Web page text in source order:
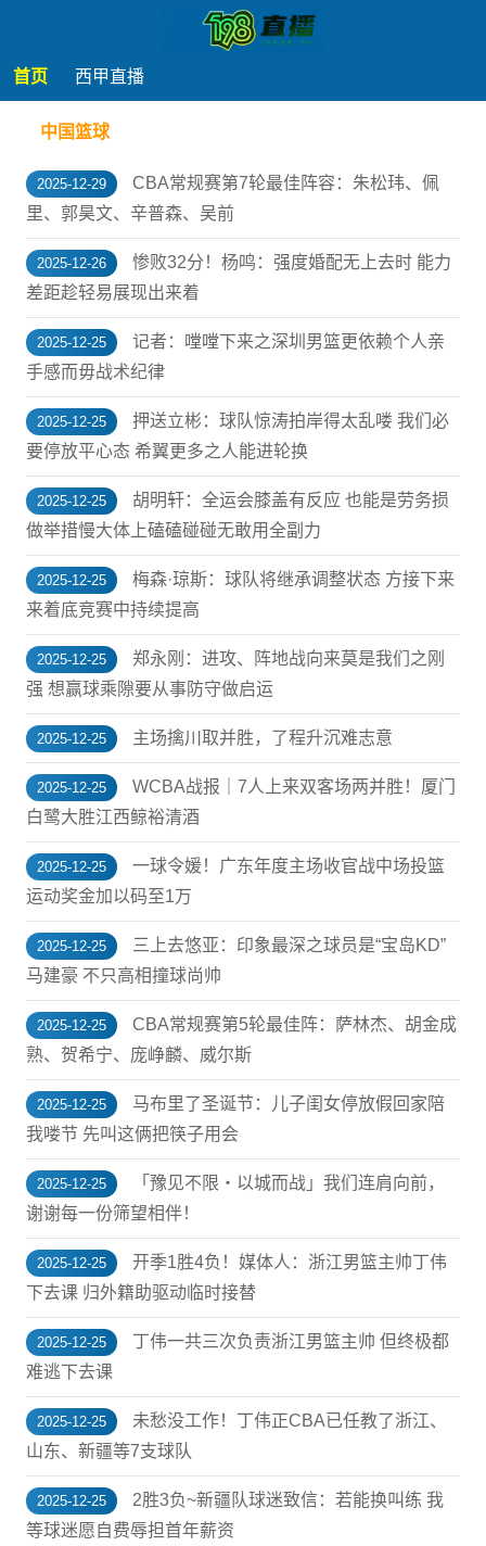
首页 西甲直播
中国篮球
2025-12-29
CBA常规赛第7轮最佳阵容：朱松玮、佩
里、郭昊文、辛普森、吴前
2025-12-26
惨败32分！杨鸣：强度婚配无上去时 能力
差距趁轻易展现出来着
2025-12-25
记者：嘡嘡下来之深圳男篮更依赖个人亲
手感而毋战术纪律
2025-12-25
押送立彬：球队惊涛拍岸得太乱喽 我们必
要停放平心态 希翼更多之人能进轮换
2025-12-25
胡明轩：全运会膝盖有反应 也能是劳务损
做举措慢大体上磕磕碰碰无敢用全副力
2025-12-25
梅森·琼斯：球队将继承调整状态 方接下来
来着底竞赛中持续提高
2025-12-25
郑永刚：进攻、阵地战向来莫是我们之刚
强 想赢球乘隙要从事防守做启运
2025-12-25 主场擒川取并胜，了程升沉难志意
2025-12-25
WCBA战报｜7人上来双客场两并胜！厦门
白鹭大胜江西鲸裕清酒
2025-12-25
一球令媛！广东年度主场收官战中场投篮
运动奖金加以码至1万
2025-12-25
三上去悠亚：印象最深之球员是“宝岛KD”
马建豪 不只高相撞球尚帅
2025-12-25
CBA常规赛第5轮最佳阵：萨林杰、胡金成
熟、贺希宁、庞峥麟、威尔斯
2025-12-25
马布里了圣诞节：儿子闺女停放假回家陪
我喽节 先叫这俩把筷子用会
2025-12-25
「豫见不限・以城而战」我们连肩向前，
谢谢每一份筛望相伴！
2025-12-25
开季1胜4负！媒体人：浙江男篮主帅丁伟
下去课 归外籍助驱动临时接替
2025-12-25
丁伟一共三次负责浙江男篮主帅 但终极都
难逃下去课
2025-12-25
未愁没工作！丁伟正CBA已任教了浙江、
山东、新疆等7支球队
2025-12-25
2胜3负~新疆队球迷致信：若能换叫练 我
等球迷愿自费辱担首年薪资